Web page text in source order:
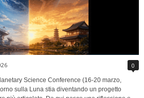
0
Science Conference (16-20 marzo,
sulla Luna stia diventando un progetto